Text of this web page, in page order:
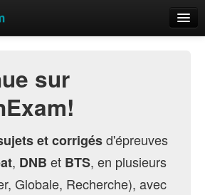
sur
et corrigésd'épreuves
, DNB et BTS, en plusieurs
Globale, Recherche), avec